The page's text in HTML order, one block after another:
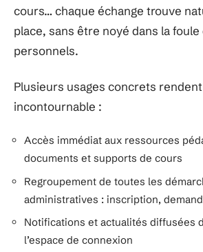
cours… chaque échange trouve
place, sans être noyé dans la foule
personnels.
Plusieurs usages concrets rendent
incontournable :
Accès immédiat aux ressources
documents et supports de cours
Regroupement de toutes les
administratives : inscription,
Notifications et actualités diffusées
l’espace de connexion